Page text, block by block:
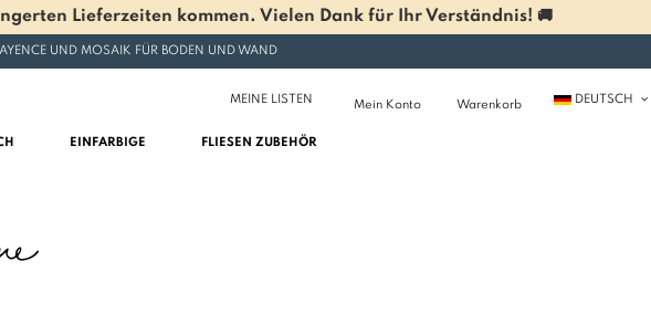
Lieferzeiten kommen. Vielen Dank für Ihr Verständnis! 🚚
UND MOSAIK FÜR BODEN UND WAND
MEINE LISTEN Mein Konto Warenkorb DEUTSCH
EINFARBIGE FLIESEN ZUBEHÖR